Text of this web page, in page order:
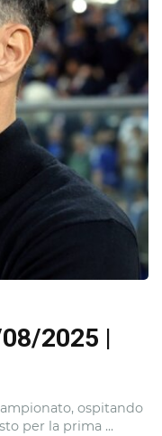
2025 |
ospitando
per la prima ...